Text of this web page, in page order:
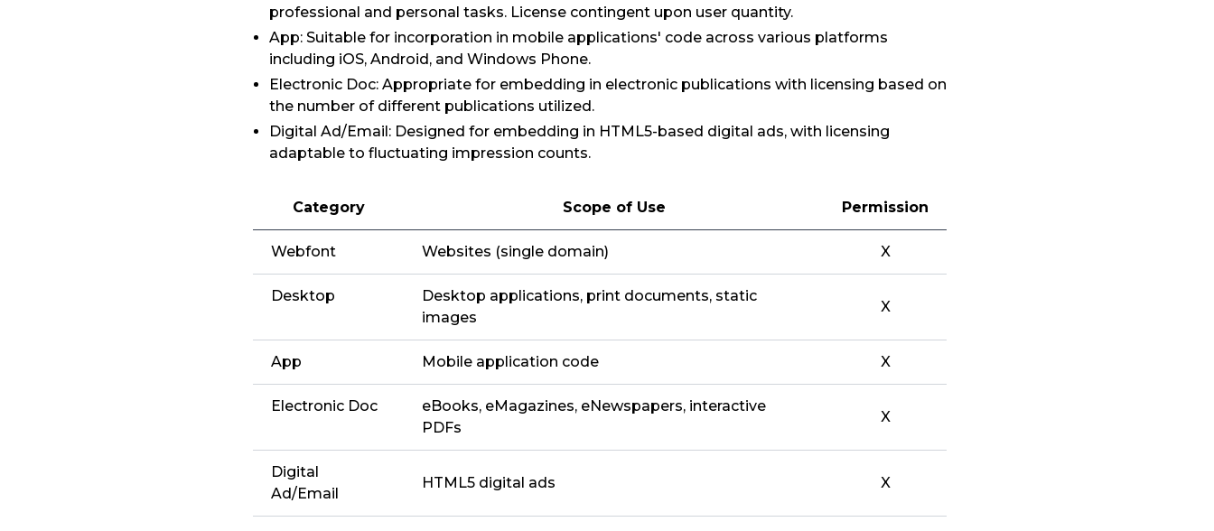
professional and personal tasks. License contingent upon user quantity.
App: Suitable for incorporation in mobile applications' code across various platforms
including iOS, Android, and Windows Phone.
Electronic Doc: Appropriate for embedding in electronic publications with licensing based on
the number of different publications utilized.
Digital Ad/Email: Designed for embedding in HTML5-based digital ads, with licensing
adaptable to fluctuating impression counts.
Category Scope of Use Permission
Webfont Websites (single domain) X
Desktop
Desktop applications, print documents, static
images
X
App Mobile application code X
Electronic Doc
eBooks, eMagazines, eNewspapers, interactive
PDFs
X
Digital
Ad/Email
HTML5 digital ads X